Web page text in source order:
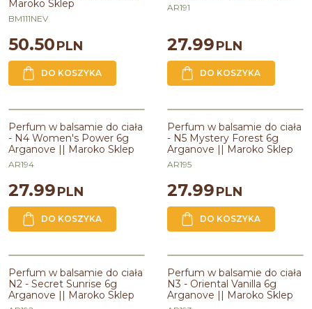
Maroko Sklep
BM111NEV
50.50PLN
DO KOSZYKA
Zawiera olej
AR191
27.99PLN
DO KOSZYKA
Perfum w balsamie do ciała - N4
Women's Power 6g Arganove ||
Maroko Sklep
Zawiera: Wosk Candelilla
Zawiera olej
Perfum w balsamie do ciała
- N4 Women's Power 6g
Arganove || Maroko Sklep
AR194
27.99PLN
DO KOSZYKA
Perfum w balsamie do ciała - N5
Mystery Forest 6g Arganove ||
Maroko Sklep
Zawiera: Wosk Candelilla
Zawiera olej
Perfum w balsamie do ciała
- N5 Mystery Forest 6g
Arganove || Maroko Sklep
AR195
27.99PLN
DO KOSZYKA
Perfum w balsamie do ciała N2 -
Secret Sunrise 6g Arganove ||
Maroko Sklep
Zawiera: Wosk Candelilla
Zawiera olej
Perfum w balsamie do ciała
N2 - Secret Sunrise 6g
Arganove || Maroko Sklep
Perfum w balsamie do ciała N3 -
Oriental Vanilla 6g Arganove ||
Maroko Sklep
Zawiera: Wosk Candelilla
Zawiera olej
Perfum w balsamie do ciała
N3 - Oriental Vanilla 6g
Arganove || Maroko Sklep